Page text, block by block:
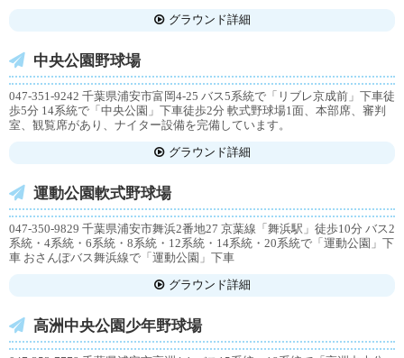
グラウンド詳細
中央公園野球場
047-351-9242 千葉県浦安市富岡4-25 バス5系統で「リブレ京成前」下車徒
歩5分 14系統で「中央公園」下車徒歩2分 軟式野球場1面、本部席、審判
室、観覧席があり、ナイター設備を完備しています。
グラウンド詳細
運動公園軟式野球場
047-350-9829 千葉県浦安市舞浜2番地27 京葉線「舞浜駅」徒歩10分 バス2
系統・4系統・6系統・8系統・12系統・14系統・20系統で「運動公園」下
車 おさんぽバス舞浜線で「運動公園」下車
グラウンド詳細
高洲中央公園少年野球場